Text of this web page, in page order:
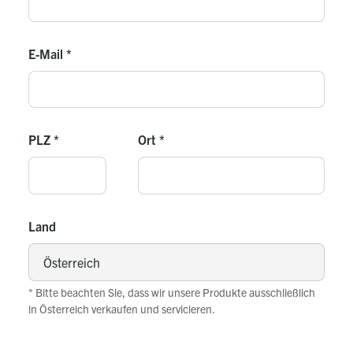
E-Mail *
PLZ * Ort *
Land
* Bitte beachten Sie, dass wir unsere Produkte ausschließlich
in Österreich verkaufen und servicieren.